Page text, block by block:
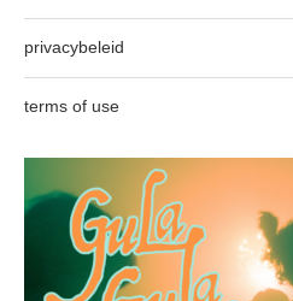
privacybeleid
terms of use